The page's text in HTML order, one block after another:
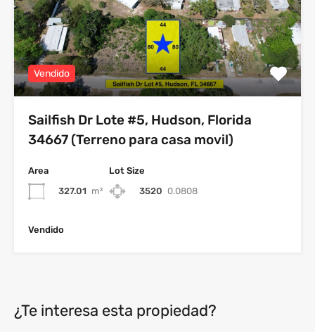
Vendido
Sailfish Dr Lote #5, Hudson, Florida
34667 (Terreno para casa movil)
Area
327.01 m²
Lot Size
3520 0.0808
Vendido
¿Te interesa esta propiedad?